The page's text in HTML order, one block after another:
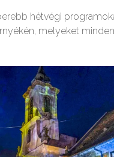
hétvégi
melyeket